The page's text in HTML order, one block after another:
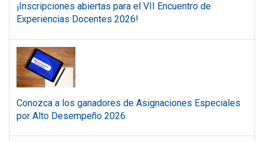
¡Inscripciones abiertas para el VII Encuentro de
Experiencias Docentes 2026!
Conozca a los ganadores de Asignaciones Especiales
por Alto Desempeño 2026